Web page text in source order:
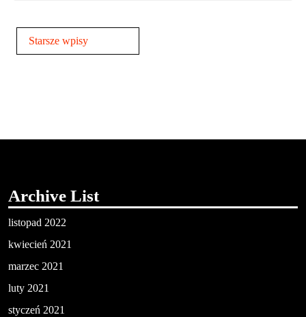
Nawigacja
po
Starsze wpisy
Archive List
listopad 2022
kwiecień 2021
marzec 2021
luty 2021
styczeń 2021